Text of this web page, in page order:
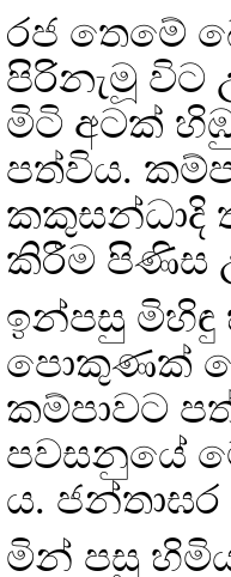
රජ තෙමේ
පිරිනැමූ
මිටි අටක්
පත්විය.
කකුසන්ධාදි
කිරීම පිණිස
ඉන්පසු
පොකුණක්
කම්පාවට
පවසනුයේ
ය.
මින් පසු